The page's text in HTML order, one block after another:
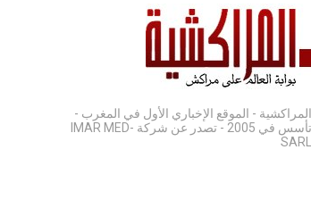
المراكشية - الموقع الإخباري الأول في المغرب -
تأسس في 2005 - تصدر عن شركة IMAR MED-
SARL